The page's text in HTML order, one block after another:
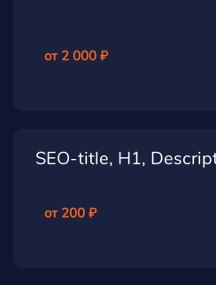
от 2 000 ₽
SEO-title, H1,
от 200 ₽